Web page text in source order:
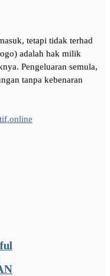
tetapi tidak terhad
adalah hak milik
Pengeluaran semula,
tanpa kebenaran